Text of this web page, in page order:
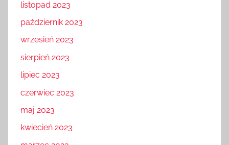
listopad 2023
październik 2023
wrzesień 2023
sierpień 2023
lipiec 2023
czerwiec 2023
maj 2023
kwiecień 2023